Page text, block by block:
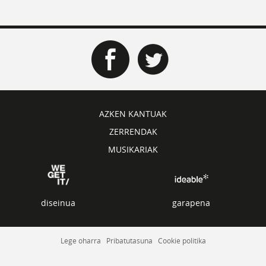
AZKEN KANTUAK
ZERRENDAK
MUSIKARIAK
diseinua garapena
Lege oharra Pribatutasuna Cookie politika